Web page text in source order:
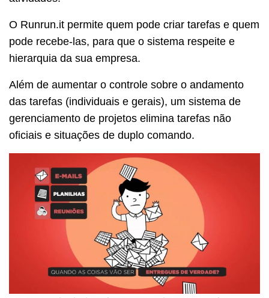
O Runrun.it permite quem pode criar tarefas e quem
pode recebe-las, para que o sistema respeite e
hierarquia da sua empresa.
Além de aumentar o controle sobre o andamento
das tarefas (individuais e gerais), um sistema de
gerenciamento de projetos elimina tarefas não
oficiais e situações de duplo comando.